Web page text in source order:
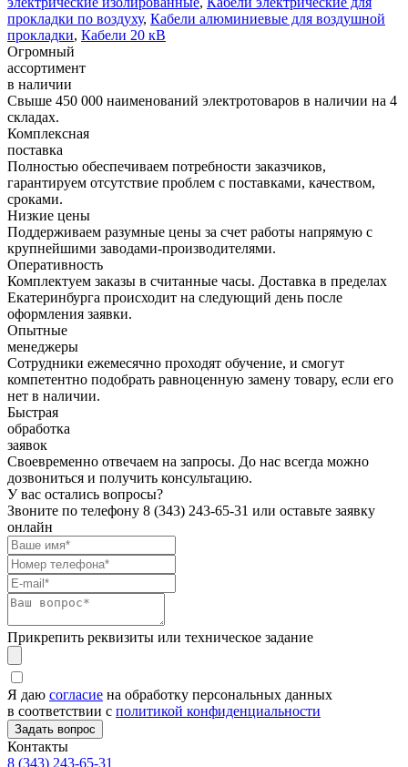
прокладки по воздуху, Кабели алюминиевые для воздушной
прокладки, Кабели 20 кВ
Огромный
ассортимент
в наличии
Свыше 450 000 наименований электротоваров в наличии на 4
складах.
Комплексная
поставка
Полностью обеспечиваем потребности заказчиков,
гарантируем отсутствие проблем с поставками, качеством,
сроками.
Низкие цены
Поддерживаем разумные цены за счет работы напрямую с
крупнейшими заводами-производителями.
Оперативность
Комплектуем заказы в считанные часы. Доставка в пределах
Екатеринбурга происходит на следующий день после
оформления заявки.
Опытные
менеджеры
Сотрудники ежемесячно проходят обучение, и смогут
компетентно подобрать равноценную замену товару, если его
нет в наличии.
Быстрая
обработка
заявок
Своевременно отвечаем на запросы. До нас всегда можно
дозвониться и получить консультацию.
У вас остались вопросы?
Звоните по телефону 8 (343) 243-65-31 или оставьте заявку
онлайн
Прикрепить реквизиты или техническое задание
Я даю согласие на обработку персональных данных
в соответствии с политикой конфиденциальности
Контакты
8 (343) 243-65-31